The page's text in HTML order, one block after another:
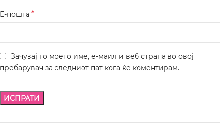
Е-пошта *
Зачувај го моето име, е-маил и веб страна во овој
пребарувач за следниот пат кога ќе коментирам.